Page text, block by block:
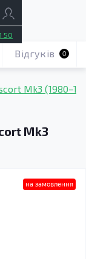
50
Mk3
Mk3
Відгуків 0
на замовлення